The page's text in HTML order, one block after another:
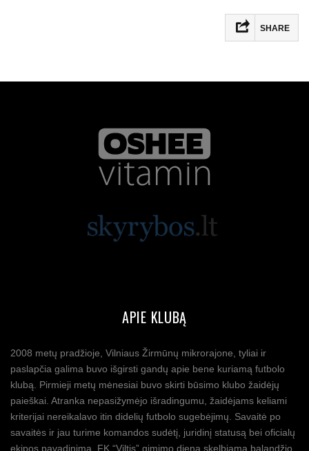
SHARE
APIE KLUBĄ
2008 metų pradžioje, Vilniaus Žirmūnų mikrorajone, tyliai ir
paslapčia galima buvo išgirsti gandų apie bene kuriamą futbolo
klubą. Pirmieji metų mėnesiai buvo skirti būsimo klubo žaidėjų
paieškai. Atranka nepasižymėjo išradingumu, žaidėjams keliami
kriterijai nereikalavo itin didelių futbolo sugebėjimų. Savaitė po
savaitės ir jau turime komandos sudėtį, juridinį statusą bei oficialų
ekipos pavadinimą. FK “Viltis” gimimo diena skelbiama balandžio